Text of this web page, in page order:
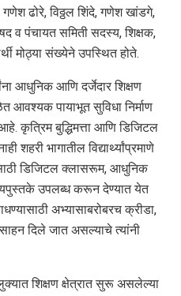
ढोरे, विठ्ठल शिंदे, गणेश खांडगे,
व पंचायत समिती सदस्य, शिक्षक,
मोठ्या संख्येने उपस्थित होते.
आधुनिक आणि दर्जेदार शिक्षण
पायाभूत सुविधा निर्माण
कृत्रिम बुद्धिमत्ता आणि डिजिटल
शहरी भागातील विद्यार्थ्यांप्रमाणे
डिजिटल क्लासरूम, आधुनिक
उपलब्ध करून देण्यात येत
अभ्यासाबरोबरच क्रीडा,
दिले जात असल्याचे त्यांनी
शिक्षण क्षेत्रात सुरू असलेल्या